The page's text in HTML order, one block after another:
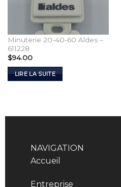
Minuterie 20-40-60 Aldes –
611228
$94.00
LIRE LA SUITE
NAVIGATION
Accueil
Entreprise